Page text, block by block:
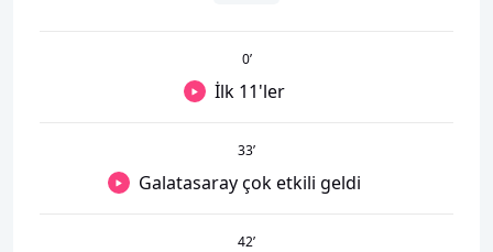
0’
İlk 11'ler
33’
Galatasaray çok etkili geldi
42’